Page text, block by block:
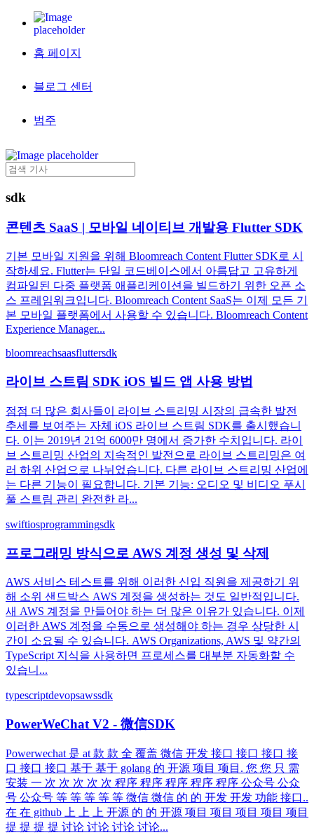
홈 페이지
블로그 센터
범주
sdk
콘텐츠 SaaS | 모바일 네이티브 개발용 Flutter SDK
기본 모바일 지원을 위해 Bloomreach Content Flutter SDK로 시
작하세요. Flutter는 단일 코드베이스에서 아름답고 고유하게
컴파일된 다중 플랫폼 애플리케이션을 빌드하기 위한 오픈 소
스 프레임워크입니다. Bloomreach Content SaaS는 이제 모든 기
본 모바일 플랫폼에서 사용할 수 있습니다. Bloomreach Content
Experience Manager...
bloomreachsaasfluttersdk
라이브 스트림 SDK iOS 빌드 앱 사용 방법
점점 더 많은 회사들이 라이브 스트리밍 시장의 급속한 발전
추세를 보여주는 자체 iOS 라이브 스트림 SDK를 출시했습니
다. 이는 2019년 21억 6000만 명에서 증가한 수치입니다. 라이
브 스트리밍 산업의 지속적인 발전으로 라이브 스트리밍은 여
러 하위 산업으로 나뉘었습니다. 다른 라이브 스트리밍 산업에
는 다른 기능이 필요합니다. 기본 기능: 오디오 및 비디오 푸시
풀 스트림 관리 완전한 라...
swiftiosprogrammingsdk
프로그래밍 방식으로 AWS 계정 생성 및 삭제
AWS 서비스 테스트를 위해 이러한 신입 직원을 제공하기 위
해 소위 샌드박스 AWS 계정을 생성하는 것도 일반적입니다.
새 AWS 계정을 만들어야 하는 더 많은 이유가 있습니다. 이제
이러한 AWS 계정을 수동으로 생성해야 하는 경우 상당한 시
간이 소요될 수 있습니다. AWS Organizations, AWS 및 약간의
TypeScript 지식을 사용하면 프로세스를 대부분 자동화할 수
있습니...
typescriptdevopsawssdk
PowerWeChat V2 - 微信SDK
Powerwechat 是 at 款 款 全 覆盖 微信 开发 接口 接口 接口 接
口 接口 接口 基于 基于 golang 的 开源 项目 项目. 您 您 只 需
安装 一 次 次 次 次 次 程序 程序 程序 程序 程序 公众号 公众
号 公众号 等 等 等 等 等 微信 微信 的 的 开发 开发 功能 接口..
在 在 github 上 上 上 开源 的 的 开源 项目 项目 项目 项目 项目
提 提 提 提 讨论 讨论 讨论 讨论...